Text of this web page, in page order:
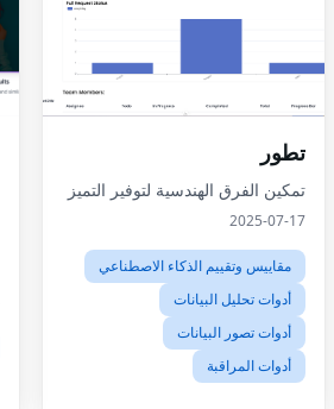
تطور
تمكين الفرق الهندسية لتوفير التميز
2025-07-17
مقاييس وتقييم الذكاء الاصطناعي
أدوات تحليل البيانات
أدوات تصور البيانات
أدوات المراقبة